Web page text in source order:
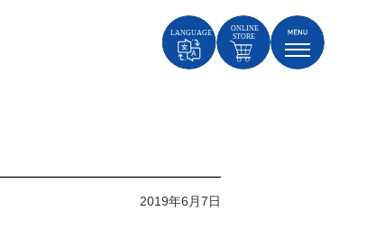
2019年6月7日